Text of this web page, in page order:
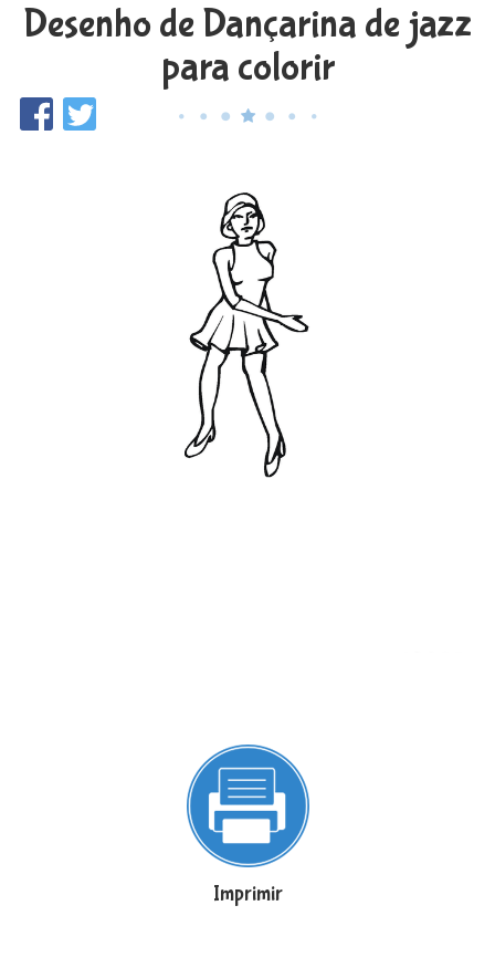
Desenho de Dançarina de jazz
para colorir
Imprimir